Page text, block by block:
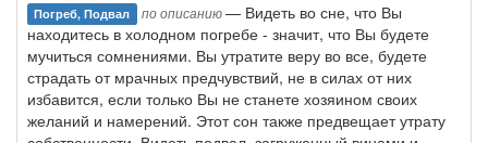
Погреб, Подвал по описанию— Видеть во сне, что Вы
находитесь в холодном погребе - значит, что Вы будете
мучиться сомнениями. Вы утратите веру во все, будете
страдать от мрачных предчувствий, не в силах от них
избавится, если только Вы не станете хозяином своих
желаний и намерений. Этот сон также предвещает утрату